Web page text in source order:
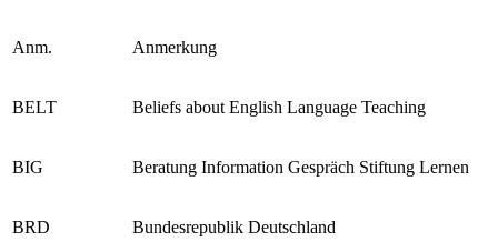
Anm. Anmerkung
BELT Beliefs about English Language Teaching
BIG Beratung Information Gespräch Stiftung Lernen
BRD Bundesrepublik Deutschland